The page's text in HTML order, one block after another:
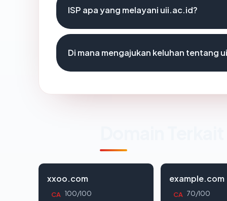
ISP apa yang melayani uii.ac.id?
Di mana mengajukan keluhan tentang
xxoo.com
CA 100/100
example.com
CA 70/100